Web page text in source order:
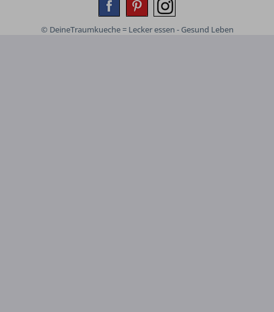
© DeineTraumkueche = Lecker essen - Gesund Leben